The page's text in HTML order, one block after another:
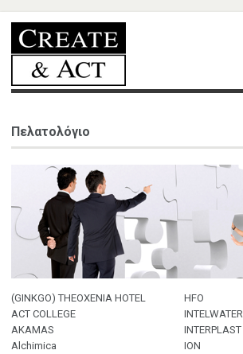
Πελατολόγιο
(GINKGO) THEOXENIA HOTEL
ACT COLLEGE
AKAMAS
Alchimica
HFO
INTELWATER
INTERPLAST
ION